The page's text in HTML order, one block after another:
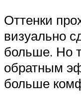
Оттенки
визуально
больше. Но
обратным
больше